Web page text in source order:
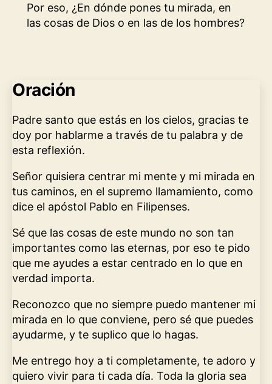
Por eso, ¿En dónde pones tu mirada, en
las cosas de Dios o en las de los hombres?
Oración
Padre santo que estás en los cielos, gracias te
doy por hablarme a través de tu palabra y de
esta reflexión.
Señor quisiera centrar mi mente y mi mirada en
tus caminos, en el supremo llamamiento, como
dice el apóstol Pablo en Filipenses.
Sé que las cosas de este mundo no son tan
importantes como las eternas, por eso te pido
que me ayudes a estar centrado en lo que en
verdad importa.
Reconozco que no siempre puedo mantener mi
mirada en lo que conviene, pero sé que puedes
ayudarme, y te suplico que lo hagas.
Me entrego hoy a ti completamente, te adoro y
quiero vivir para ti cada día. Toda la gloria sea